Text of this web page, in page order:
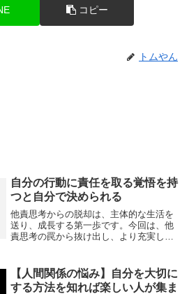
コピー
トムやん
自分の行動に責任を取る覚悟を持
つと自分で決められる
他責思考からの脱却は、主体的な生活を
送り、成長する第一歩です。今回は、他
責思考の罠から抜け出し、より充実した
【人間関係の悩み】自分を大切に
する方法を知れば楽しい人が集ま